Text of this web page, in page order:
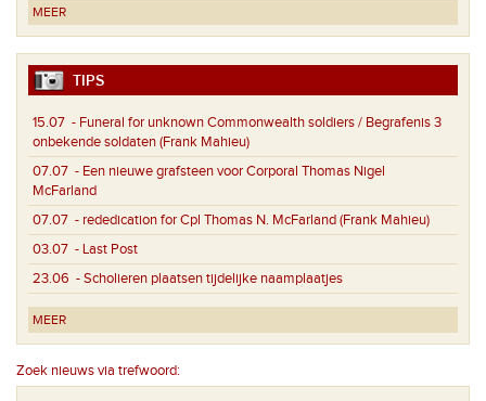
MEER
TIPS
15.07 - Funeral for unknown Commonwealth soldiers / Begrafenis 3
onbekende soldaten (Frank Mahieu)
07.07 - Een nieuwe grafsteen voor Corporal Thomas Nigel
McFarland
07.07 - rededication for Cpl Thomas N. McFarland (Frank Mahieu)
03.07 - Last Post
23.06 - Scholieren plaatsen tijdelijke naamplaatjes
MEER
Zoek nieuws via trefwoord: